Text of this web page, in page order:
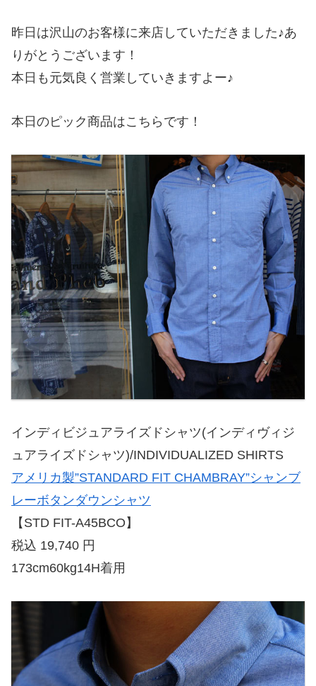
昨日は沢山のお客様に来店していただきました♪あ
りがとうございます！
本日も元気良く営業していきますよー♪
本日のピック商品はこちらです！
インディビジュアライズドシャツ(インディヴィジ
ュアライズドシャツ)/INDIVIDUALIZED SHIRTS
アメリカ製”STANDARD FIT CHAMBRAY”シャンブ
レーボタンダウンシャツ
【STD FIT-A45BCO】
税込 19,740 円
173cm60kg14H着用